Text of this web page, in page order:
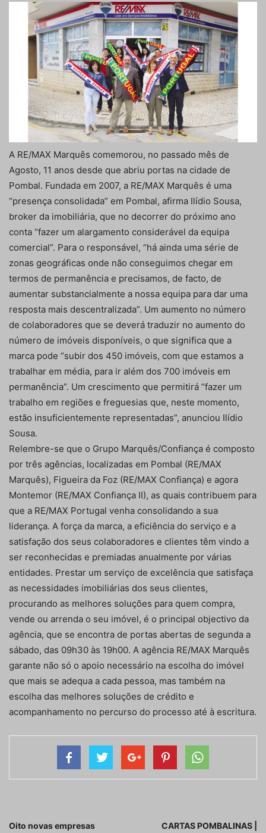
A RE/MAX Marquês comemorou, no passado mês de
Agosto, 11 anos desde que abriu portas na cidade de
Pombal. Fundada em 2007, a RE/MAX Marquês é uma
“presença consolidada” em Pombal, afirma Ilídio Sousa,
broker da imobiliária, que no decorrer do próximo ano
conta “fazer um alargamento considerável da equipa
comercial”. Para o responsável, “há ainda uma série de
zonas geográficas onde não conseguimos chegar em
termos de permanência e precisamos, de facto, de
aumentar substancialmente a nossa equipa para dar uma
resposta mais descentralizada”. Um aumento no número
de colaboradores que se deverá traduzir no aumento do
número de imóveis disponíveis, o que significa que a
marca pode “subir dos 450 imóveis, com que estamos a
trabalhar em média, para ir além dos 700 imóveis em
permanência”. Um crescimento que permitirá “fazer um
trabalho em regiões e freguesias que, neste momento,
estão insuficientemente representadas”, anunciou Ilídio
Sousa.
Relembre-se que o Grupo Marquês/Confiança é composto
por três agências, localizadas em Pombal (RE/MAX
Marquês), Figueira da Foz (RE/MAX Confiança) e agora
Montemor (RE/MAX Confiança II), as quais contribuem para
que a RE/MAX Portugal venha consolidando a sua
liderança. A força da marca, a eficiência do serviço e a
satisfação dos seus colaboradores e clientes têm vindo a
ser reconhecidas e premiadas anualmente por várias
entidades. Prestar um serviço de excelência que satisfaça
as necessidades imobiliárias dos seus clientes,
procurando as melhores soluções para quem compra,
vende ou arrenda o seu imóvel, é o principal objectivo da
agência, que se encontra de portas abertas de segunda a
sábado, das 09h30 às 19h00. A agência RE/MAX Marquês
garante não só o apoio necessário na escolha do imóvel
que mais se adequa a cada pessoa, mas também na
escolha das melhores soluções de crédito e
acompanhamento no percurso do processo até à escritura.
Oito novas empresas
CARTAS POMBALINAS |